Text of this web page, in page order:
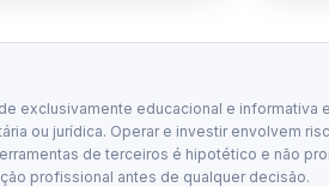
exclusivamente educacional e
ou jurídica. Operar e investir envolvem
de terceiros é hipotético e não
profissional antes de qualquer decisão.